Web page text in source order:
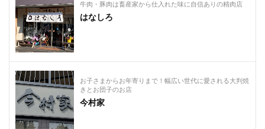
牛肉・豚肉は畜産家から仕入れた味に自信ありの精肉店
はなしろ
お子さまからお年寄りまで！幅広い世代に愛される大判焼
きとお団子のお店
今村家